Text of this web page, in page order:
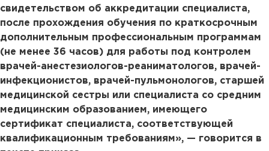
свидетельством об аккредитации специалиста,
после прохождения обучения по краткосрочным
дополнительным профессиональным программам
(не менее 36 часов) для работы под контролем
врачей-анестезиологов-реаниматологов, врачей-
инфекционистов, врачей-пульмонологов, старшей
медицинской сестры или специалиста со средним
медицинским образованием, имеющего
сертификат специалиста, соответствующей
квалификационным требованиям», — говорится в